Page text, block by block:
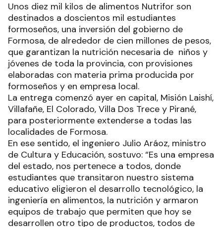
Unos diez mil kilos de alimentos Nutrifor son
destinados a doscientos mil estudiantes
formoseños, una inversión del gobierno de
Formosa, de alrededor de cien millones de pesos,
que garantizan la nutrición necesaria de niños y
jóvenes de toda la provincia, con provisiones
elaboradas con materia prima producida por
formoseños y en empresa local.
La entrega comenzó ayer en capital, Misión Laishí,
Villafañe, El Colorado, Villa Dos Trece y Pirané,
para posteriormente extenderse a todas las
localidades de Formosa.
En ese sentido, el ingeniero Julio Aráoz, ministro
de Cultura y Educación, sostuvo: “Es una empresa
del estado, nos pertenece a todos, donde
estudiantes que transitaron nuestro sistema
educativo eligieron el desarrollo tecnológico, la
ingeniería en alimentos, la nutrición y armaron
equipos de trabajo que permiten que hoy se
desarrollen otro tipo de productos, todos de